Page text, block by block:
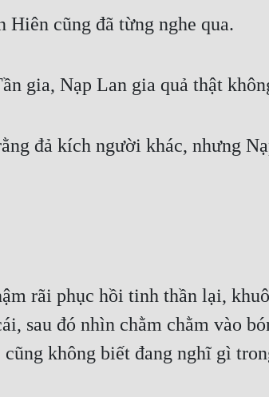
cũng đã từng nghe qua.
gia, Nạp Lan gia quả thật
đả kích người khác, nhưng
rãi phục hồi tinh thần lại,
sau đó nhìn chằm chằm vào
không biết đang nghĩ gì